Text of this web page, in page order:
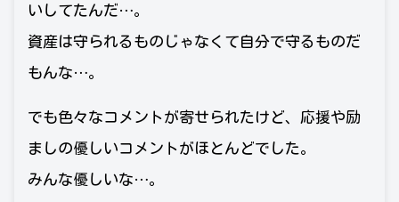
いしてたんだ…。
資産は守られるものじゃなくて自分で守るものだ
もんな…。
でも色々なコメントが寄せられたけど、応援や励
ましの優しいコメントがほとんどでした。
みんな優しいな…。